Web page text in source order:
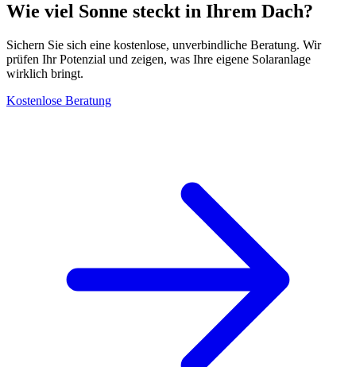
Wie viel Sonne steckt in Ihrem Dach?
Sichern Sie sich eine kostenlose, unverbindliche Beratung. Wir
prüfen Ihr Potenzial und zeigen, was Ihre eigene Solaranlage
wirklich bringt.
Kostenlose Beratung